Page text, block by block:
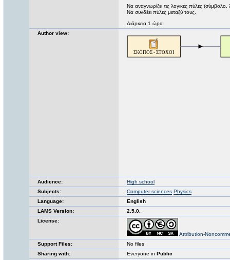
Να αναγνωρίζει τις λογικές πύλες
Να συνδέει πύλες μεταξύ τους.
Διάρκεια 1 ώρα
Author view:
Audience:
High school
Subjects:
Computer sciences Physics
Language:
English
LAMS Version:
2.5.0.
License:
Attribution-
Support Files:
No files
Sharing with:
Everyone in Public